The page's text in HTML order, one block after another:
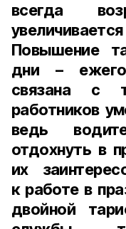
всегда
Повышение
дни –
связана с
работников
ведь
отдохнуть в
их
к работе в
двойной